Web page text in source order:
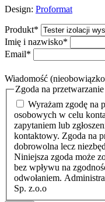
Design: Proformat
Produkt*
Imię i nazwisko*
Email*
Wiadomość
Zgoda na
Wyrażam zgodę na
osobowych w celu
zapytaniem lub
kontaktowy. Zgoda na
dobrowolna lecz
Niniejsza zgoda może
bez wpływu na
odwołaniem.
Sp. z.o.o